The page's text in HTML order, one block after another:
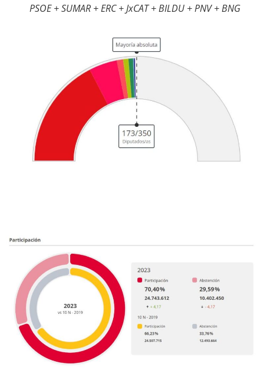
PSOE + SUMAR + ERC + JxCAT + BILDU + PNV + BNG